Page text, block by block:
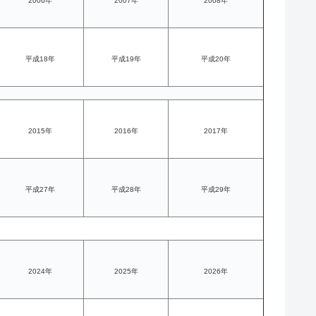
平成18年 平成19年 平成20年
2015年 2016年 2017年
平成27年 平成28年 平成29年
2024年 2025年 2026年